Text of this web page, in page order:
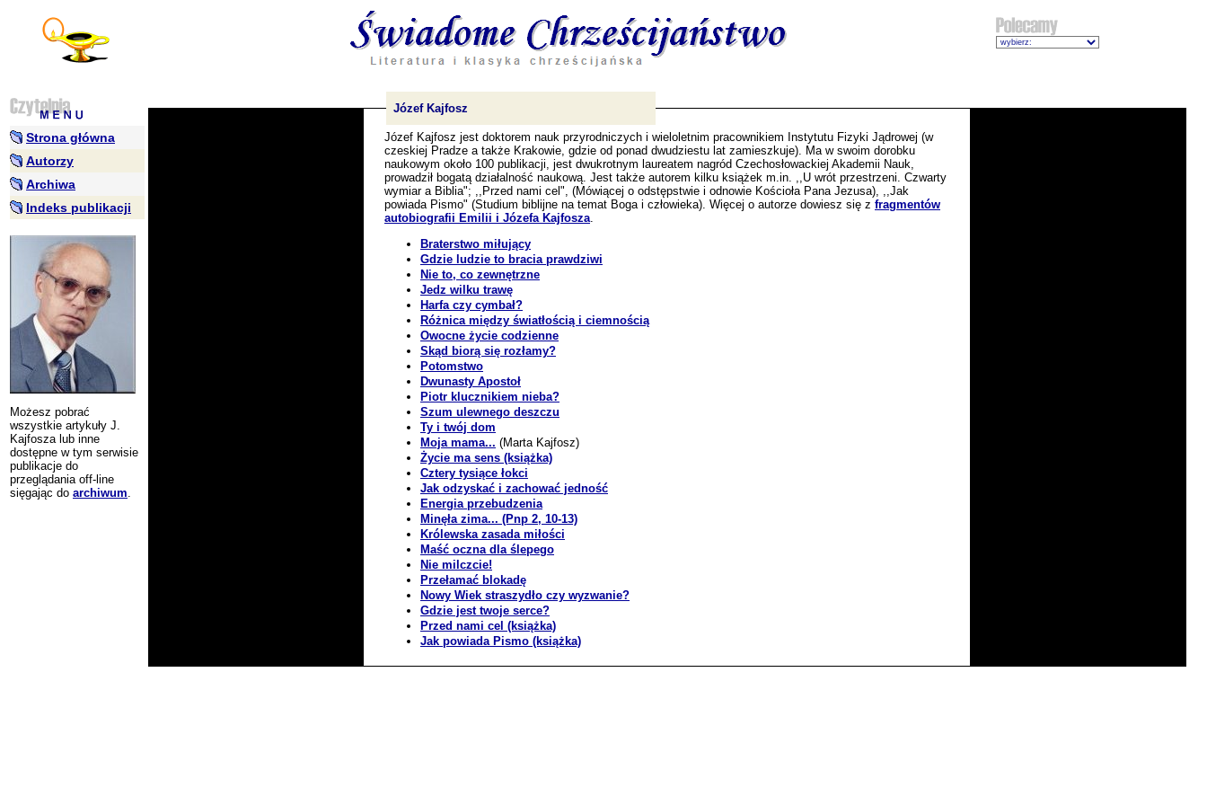
Strona główna
Autorzy
Archiwa
Indeks publikacji
Możesz pobrać
wszystkie artykuły J.
Kajfosza lub inne
dostępne w tym serwisie
publikacje do
przeglądania off-line
sięgając do archiwum
Józef Kajfosz
Józef Kajfosz jest doktorem nauk przyrodniczych i wieloletnim pracownikiem Instytutu Fizyki Jądrowej (w
czeskiej Pradze a także Krakowie, gdzie od ponad dwudziestu lat zamieszkuje). Ma w swoim dorobku
naukowym około 100 publikacji, jest dwukrotnym laureatem nagród Czechosłowackiej Akademii Nauk,
prowadził bogatą działalność naukową. Jest także autorem kilku książek m.in. ,,U wrót przestrzeni. Czwarty
wymiar a Biblia"; ,,Przed nami cel", (Mówiącej o odstępstwie i odnowie Kościoła Pana Jezusa), ,,Jak
powiada Pismo" (Studium biblijne na temat Boga i człowieka). Więcej o autorze dowiesz się z fragmentów
autobiografii Emilii i Józefa Kajfosza.
Braterstwo miłujący
Gdzie ludzie to bracia prawdziwi
Nie to, co zewnętrzne
Jedz wilku trawę
Harfa czy cymbał?
Różnica między światłością i ciemnością
Owocne życie codzienne
Skąd biorą się rozłamy?
Potomstwo
Dwunasty Apostoł
Piotr klucznikiem nieba?
Szum ulewnego deszczu
Ty i twój dom
Moja mama... (Marta Kajfosz)
Życie ma sens (książka)
Cztery tysiące łokci
Jak odzyskać i zachować jedność
Energia przebudzenia
Minęła zima... (Pnp 2, 10-13)
Królewska zasada miłości
Maść oczna dla ślepego
Nie milczcie!
Przełamać blokadę
Nowy Wiek straszydło czy wyzwanie?
Gdzie jest twoje serce?
Przed nami cel (książka)
Jak powiada Pismo (książka)